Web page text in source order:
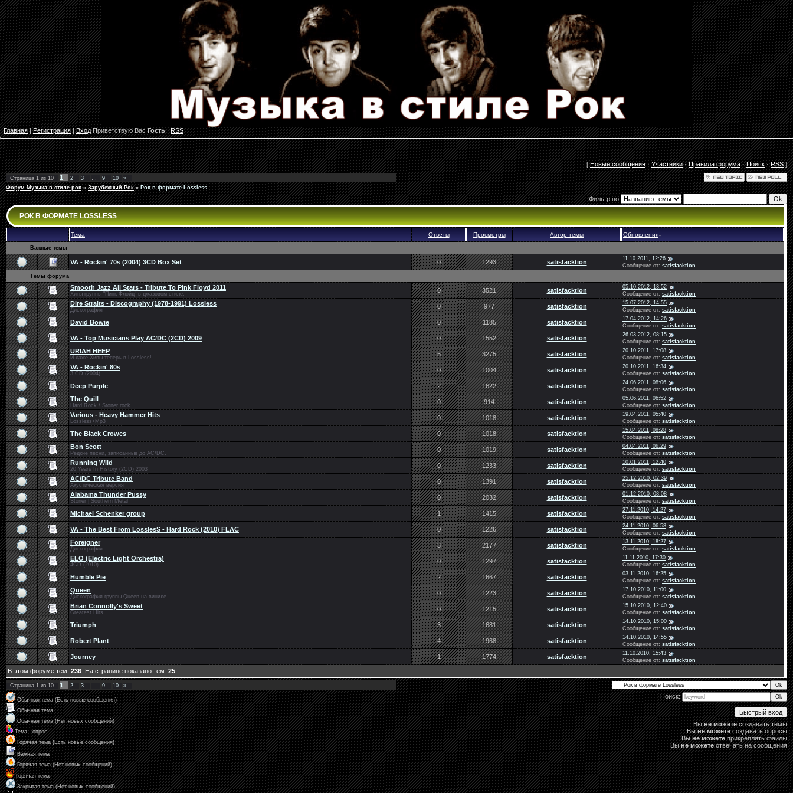
.Главная|Регистрация|Вход Приветствую Вас Гость|RSS
[Новые сообщения·Участники·Правила форума·Поиск·RSS]
Страница 1 из 10 1 2 3 9 10
»
Форум Музыка в стиле рок » Зарубежный Рок » Рок в формате Lossless
Фильтр по:
РОК В ФОРМАТЕ LOSSLESS
Тема Ответы Просмотры Автор темы Обновления↓
Важные темы
VA - Rockin' 70s (2004) 3CD Box Set 0 1293 satisfacktion
11.10.2011, 12:26
Сообщение от: satisfacktion
Темы форума
Smooth Jazz All Stars - Tribute To Pink Floyd 2011
Хиты группы "Пинк Флойд" в джазовом стиле. 0 3521 satisfacktion
05.10.2012, 13:52
Сообщение от: satisfacktion
Dire Straits - Discography (1978-1991) Lossless
Дискография 0 977 satisfacktion
15.07.2012, 14:55
Сообщение от: satisfacktion
David Bowie 0 1185 satisfacktion
17.04.2012, 14:26
Сообщение от: satisfacktion
VA - Top Musicians Play AC/DC (2CD) 2009 0 1552 satisfacktion
26.03.2012, 08:15
Сообщение от: satisfacktion
URIAH HEEP
И даже Хипы теперь в Lossless! 5 3275 satisfacktion
20.10.2011, 17:08
Сообщение от: satisfacktion
VA - Rockin' 80s
3 CD (2004) 0 1004 satisfacktion
20.10.2011, 16:34
Сообщение от: satisfacktion
Deep Purple 2 1622 satisfacktion
24.06.2011, 08:06
Сообщение от: satisfacktion
The Quill
Hard Rock / Stoner rock 0 914 satisfacktion
05.06.2011, 06:52
Сообщение от: satisfacktion
Various - Heavy Hammer Hits
Lossless+Mp3 0 1018 satisfacktion
19.04.2011, 05:40
Сообщение от: satisfacktion
The Black Crowes 0 1018 satisfacktion
15.04.2011, 08:28
Сообщение от: satisfacktion
Bon Scott
Редкие песни, записанные до AC/DC. 0 1019 satisfacktion
04.04.2011, 06:29
Сообщение от: satisfacktion
Running Wild
20 Years In History (2CD) 2003 0 1233 satisfacktion
10.01.2011, 12:40
Сообщение от: satisfacktion
AС/DС Tribute Band
Акустическая версия 0 1391 satisfacktion
25.12.2010, 02:39
Сообщение от: satisfacktion
Alabama Thunder Pussy
Stoner | Southern Metal 0 2032 satisfacktion
01.12.2010, 08:08
Сообщение от: satisfacktion
Michael Schenker group 1 1415 satisfacktion
27.11.2010, 14:27
Сообщение от: satisfacktion
VA - The Best From LosslesS - Hard Rock (2010) FLAC 0 1226 satisfacktion
24.11.2010, 06:58
Сообщение от: satisfacktion
Foreigner
Дискография 3 2177 satisfacktion
13.11.2010, 18:27
Сообщение от: satisfacktion
ELO (Electric Light Orchestra)
4CD (2010) 0 1297 satisfacktion
11.11.2010, 17:30
Сообщение от: satisfacktion
Humble Pie 2 1667 satisfacktion
03.11.2010, 16:25
Сообщение от: satisfacktion
Queen
Дискография группы Queen на виниле. 0 1223 satisfacktion
17.10.2010, 11:00
Сообщение от: satisfacktion
Brian Connolly's Sweet
Greatest Hits 0 1215 satisfacktion
15.10.2010, 12:40
Сообщение от: satisfacktion
Triumph 3 1681 satisfacktion
14.10.2010, 15:00
Сообщение от: satisfacktion
Robert Plant 4 1968 satisfacktion
14.10.2010, 14:55
Сообщение от: satisfacktion
Journey 1 1774 satisfacktion
11.10.2010, 15:43
Сообщение от: satisfacktion
В этом форуме тем: 236 . На странице показано тем: 25
Страница 1 из 10 1 2 3 9 10 »
Обычная тема (Есть новые сообщения)
Обычная тема
Обычная тема (Нет новых сообщений)
Тема - опрос
Горячая тема (Есть новые сообщения)
Важная тема
Горячая тема (Нет новых сообщений)
Горячая тема
Закрытая тема (Нет новых сообщений)
Поиск:
Выне можетесоздавать темы
Выне можетесоздавать опросы
Выне можетеприкреплять файлы
Выне можетеотвечать на сообщения